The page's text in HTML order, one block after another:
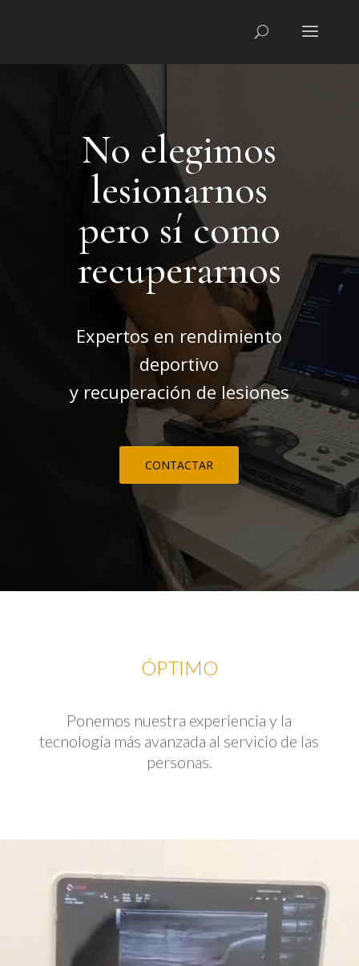
No elegimos
lesionarnos
pero sí como
recuperarnos
Expertos en rendimiento
deportivo
y recuperación de lesiones
CONTACTAR
ÓPTIMO
Ponemos nuestra experiencia y la
tecnología más avanzada al servicio de las
personas.